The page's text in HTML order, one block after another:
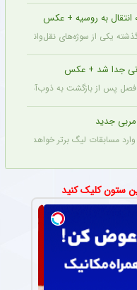
انتقال به روسیه + عکس
یکی از سوژه‌های نقل‌وانتقالات
جدا شد + عکس
فصل پس از بازگشت به ذوب‌آهن، از
جدید
مسابقات لیگ برتر خواهد شد که
ستون کلیک کنید